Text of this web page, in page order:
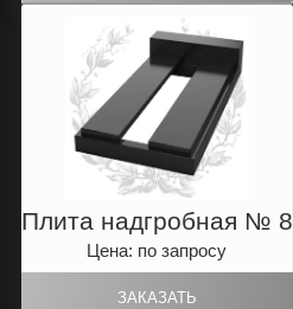
Плита надгробная № 8
Цена: по запросу